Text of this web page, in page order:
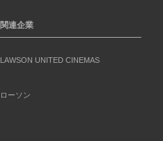
関連企業
LAWSON UNITED CINEMAS
ローソン